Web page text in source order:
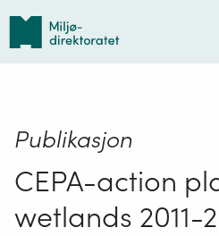
Tilbake
forsiden
Publikasjon
CEPA-action
wetlands 2011-